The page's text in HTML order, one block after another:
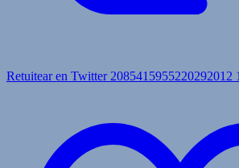
Retuitear en Twitter 2085415955220292012